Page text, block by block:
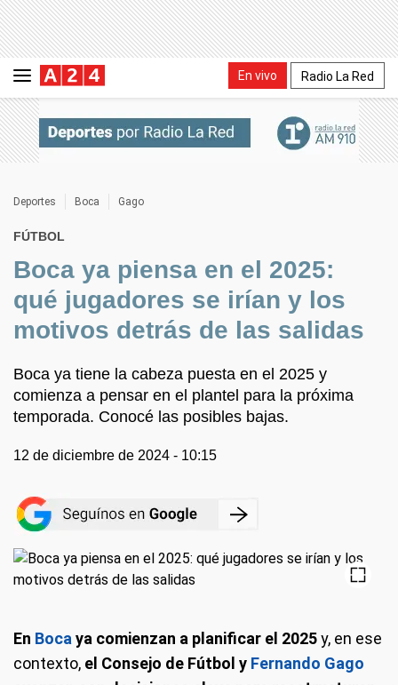
En vivo Radio La Red
Deportes Boca Gago
FÚTBOL
Boca ya piensa en el 2025:
qué jugadores se irían y los
motivos detrás de las salidas
Boca ya tiene la cabeza puesta en el 2025 y
comienza a pensar en el plantel para la próxima
temporada. Conocé las posibles bajas.
12 de diciembre de 2024 - 10:15
En Boca ya comienzan a planificar el 2025y, en ese
contexto, el Consejo de Fútbol y Fernando Gago